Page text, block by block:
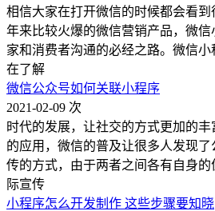
相信大家在打开微信的时候都会看
年来比较火爆的微信营销产品，微
家和消费者沟通的必经之路。微信
在了解
微信公众号如何关联小程序
2021-02-09 次
时代的发展，让社交的方式更加的
的应用，微信的普及让很多人发现
传的方式，由于两者之间各有自身
际宣传
小程序怎么开发制作 这些步骤要知晓